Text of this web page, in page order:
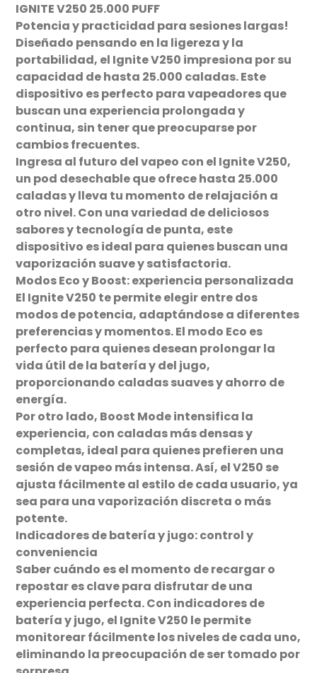
IGNITE V250 25.000 PUFF
Potencia y practicidad para sesiones largas!
Diseñado pensando en la ligereza y la
portabilidad, el Ignite V250 impresiona por su
capacidad de hasta 25.000 caladas. Este
dispositivo es perfecto para vapeadores que
buscan una experiencia prolongada y
continua, sin tener que preocuparse por
cambios frecuentes.
Ingresa al futuro del vapeo con el Ignite V250,
un pod desechable que ofrece hasta 25.000
caladas y lleva tu momento de relajación a
otro nivel. Con una variedad de deliciosos
sabores y tecnología de punta, este
dispositivo es ideal para quienes buscan una
vaporización suave y satisfactoria.
Modos Eco y Boost: experiencia personalizada
El Ignite V250 te permite elegir entre dos
modos de potencia, adaptándose a diferentes
preferencias y momentos. El modo Eco es
perfecto para quienes desean prolongar la
vida útil de la batería y del jugo,
proporcionando caladas suaves y ahorro de
energía.
Por otro lado, Boost Mode intensifica la
experiencia, con caladas más densas y
completas, ideal para quienes prefieren una
sesión de vapeo más intensa. Así, el V250 se
ajusta fácilmente al estilo de cada usuario, ya
sea para una vaporización discreta o más
potente.
Indicadores de batería y jugo: control y
conveniencia
Saber cuándo es el momento de recargar o
repostar es clave para disfrutar de una
experiencia perfecta. Con indicadores de
batería y jugo, el Ignite V250 le permite
monitorear fácilmente los niveles de cada uno,
eliminando la preocupación de ser tomado por